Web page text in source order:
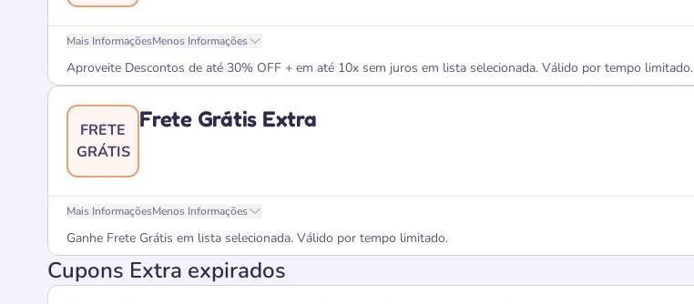
Mais InformaçõesMenos Informações
Aproveite Descontos de até 30% OFF + em até 10x sem juros em lista selecionada. Válido por tempo limitado.
FRETE
GRÁTIS
Frete Grátis Extra
Mais InformaçõesMenos Informações
Ganhe Frete Grátis em lista selecionada. Válido por tempo limitado.
Cupons Extra expirados